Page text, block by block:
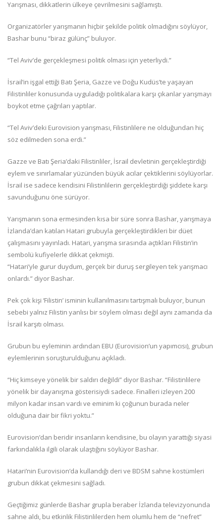
Yarışması, dikkatlerin ülkeye çevrilmesini sağlamıştı.
Organizatörler yarışmanın hiçbir şekilde politik olmadığını söylüyor,
Bashar bunu “biraz gülünç” buluyor.
“Tel Aviv’de gerçekleşmesi politik olması için yeterliydi.”
İsrail’in işgal ettiği Batı Şeria, Gazze ve Doğu Kudüs’te yaşayan
Filistinliler konusunda uyguladığı politikalara karşı çıkanlar yarışmayı
boykot etme çağrıları yaptılar.
“Tel Aviv’deki Eurovision yarışması, Filistinlilere ne olduğundan hiç
söz edilmeden sona erdi.”
Gazze ve Batı Şeria’daki Filistinliler, İsrail devletinin gerçekleştirdiği
eylem ve sınırlamalar yüzünden büyük acılar çektiklerini söylüyorlar.
İsrail ise sadece kendisini Filistinlilerin gerçekleştirdiği şiddete karşı
savunduğunu öne sürüyor.
Yarışmanın sona ermesinden kısa bir süre sonra Bashar, yarışmaya
İzlanda’dan katılan Hatari grubuyla gerçekleştirdikleri bir düet
çalışmasını yayınladı. Hatari, yarışma sırasında açtıkları Filistin’in
sembolü kufiyelerle dikkat çekmişti.
“Hatari’yle gurur duydum, gerçek bir duruş sergileyen tek yarışmacı
onlardı.” diyor Bashar.
Pek çok kişi ‘Filistin’ isminin kullanılmasını tartışmalı buluyor, bunun
sebebi yalnız Filistin yanlısı bir söylem olması değil aynı zamanda da
İsrail karşıtı olması.
Grubun bu eyleminin ardından EBU (Eurovision’un yapımcısı), grubun
eylemlerinin soruşturulduğunu açıkladı.
“Hiç kimseye yönelik bir saldırı değildi” diyor Bashar. “Filistinlilere
yönelik bir dayanışma gösterisiydi sadece. Finalleri izleyen 200
milyon kadar insan vardı ve eminim ki çoğunun burada neler
olduğuna dair bir fikri yoktu.”
Eurovision’dan beridir insanların kendisine, bu olayın yarattığı siyasi
farkındalıkla ilgili olarak ulaştığını söylüyor Bashar.
Hatari’nin Eurovision’da kullandığı deri ve BDSM sahne kostümleri
grubun dikkat çekmesini sağladı.
Geçtiğimiz günlerde Bashar grupla beraber İzlanda televizyonunda
sahne aldı, bu etkinlik Filistinlilerden hem olumlu hem de “nefret”